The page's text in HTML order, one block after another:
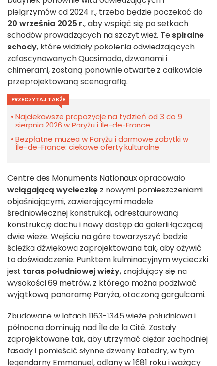
pielgrzymów od 2024 r., trzeba będzie poczekać do
20 września 2025 r., aby wspiąć się po setkach
schodów prowadzących na szczyt wież. Te spiralne
schody, które widziały pokolenia odwiedzających
zafascynowanych Quasimodo, dzwonami i
chimerami, zostaną ponownie otwarte z całkowicie
przeprojektowaną scenografią.
PRZECZYTAJ TAKŻE
Najciekawsze propozycje na tydzień od 3 do 9
sierpnia 2026 w Paryżu i Île-de-France
Bezpłatne muzea w Paryżu i darmowe zabytki w
Île-de-France: ciekawe oferty kulturalne
Centre des Monuments Nationaux opracowało
wciągającą wycieczkę z nowymi pomieszczeniami
objaśniającymi, zawierającymi modele
średniowiecznej konstrukcji, odrestaurowaną
konstrukcję dachu i nowy dostęp do galerii łączącej
dwie wieże. Wejściu na górę towarzyszyć będzie
ścieżka dźwiękowa zaprojektowana tak, aby ożywić
to doświadczenie. Punktem kulminacyjnym wycieczki
jest taras południowej wieży, znajdujący się na
wysokości 69 metrów, z którego można podziwiać
wyjątkową panoramę Paryża, otoczoną gargulcami.
Zbudowane w latach 1163-1345 wieże południowa i
północna dominują nad Île de la Cité. Zostały
zaprojektowane tak, aby utrzymać ciężar zachodniej
fasady i pomieścić słynne dzwony katedry, w tym
legendarny Emmanuel, odlany w 1681 roku i ważący